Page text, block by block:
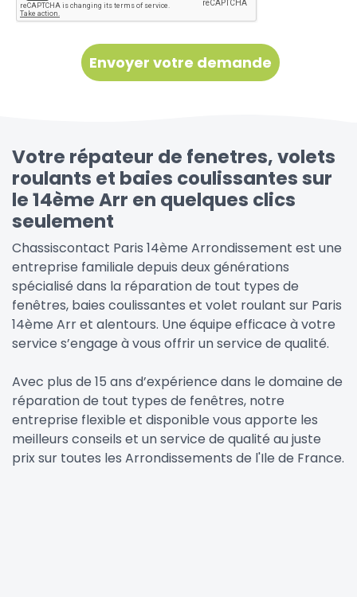
Votre répateur de fenetres, volets
roulants et baies coulissantes sur
le 14ème Arr en quelques clics
seulement
Chassiscontact Paris 14ème Arrondissement est une
entreprise familiale depuis deux générations
spécialisé dans la réparation de tout types de
fenêtres, baies coulissantes et volet roulant sur Paris
14ème Arr et alentours. Une équipe efficace à votre
service s’engage à vous offrir un service de qualité.
Avec plus de 15 ans d’expérience dans le domaine de
réparation de tout types de fenêtres, notre
entreprise flexible et disponible vous apporte les
meilleurs conseils et un service de qualité au juste
prix sur toutes les Arrondissements de l'Ile de France.